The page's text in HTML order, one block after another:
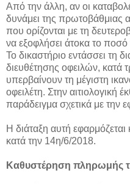
Από την άλλη, αν οι
δυνάμει της πρωτοβάθμιας
που ορίζονται με τη
να εξοφλήσει άτοκα το
Το δικαστήριο εντάσσει τη
διευθέτησης οφειλών, κατά
υπερβαίνουν τη μέγιστη
οφειλέτη. Στην αιτιολογική
παράδειγμα σχετικά με την
Η διάταξη αυτή εφαρμόζεται
κατά την 14η/6/2018.
Καθυστέρηση πληρωμής